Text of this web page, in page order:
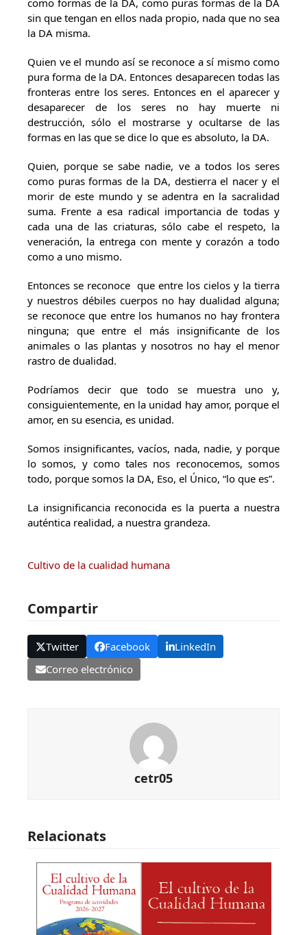
como formas de la DA, como puras formas de la DA
sin que tengan en ellos nada propio, nada que no sea
la DA misma.
Quien ve el mundo así se reconoce a sí mismo como
pura forma de la DA. Entonces desaparecen todas las
fronteras entre los seres. Entonces en el aparecer y
desaparecer de los seres no hay muerte ni
destrucción, sólo el mostrarse y ocultarse de las
formas en las que se dice lo que es absoluto, la DA.
Quien, porque se sabe nadie, ve a todos los seres
como puras formas de la DA, destierra el nacer y el
morir de este mundo y se adentra en la sacralidad
suma. Frente a esa radical importancia de todas y
cada una de las criaturas, sólo cabe el respeto, la
veneración, la entrega con mente y corazón a todo
como a uno mismo.
Entonces se reconoce que entre los cielos y la tierra
y nuestros débiles cuerpos no hay dualidad alguna;
se reconoce que entre los humanos no hay frontera
ninguna; que entre el más insignificante de los
animales o las plantas y nosotros no hay el menor
rastro de dualidad.
Podríamos decir que todo se muestra uno y,
consiguientemente, en la unidad hay amor, porque el
amor, en su esencia, es unidad.
Somos insignificantes, vacíos, nada, nadie, y porque
lo somos, y como tales nos reconocemos, somos
todo, porque somos la DA, Eso, el Único, “lo que es”.
La insignificancia reconocida es la puerta a nuestra
auténtica realidad, a nuestra grandeza.
Cultivo de la cualidad humana
Compartir
Twitter Facebook
LinkedIn
Correo electrónico
cetr05
Relacionats